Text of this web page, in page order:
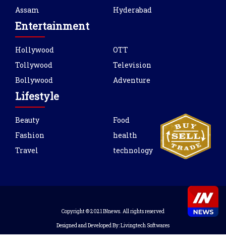
Assam
Hyderabad
Entertainment
Hollywood
Tollywood
Bollywood
OTT
Television
Adventure
Lifestyle
Beauty
Fashion
Travel
Food
health
technology
Copyright © 2021 INnews. All rights reserved
Designed and Developed By:Livingtech Softwares